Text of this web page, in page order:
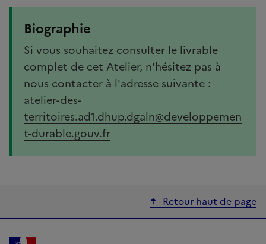
Biographie
Si vous souhaitez consulter le livrable
complet de cet Atelier, n'hésitez pas à
nous contacter à l'adresse suivante :
atelier-des-
territoires.ad1.dhup.dgaln@developpemen
t-durable.gouv.fr
Retour haut de page